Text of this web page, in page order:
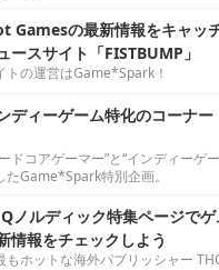
Gamesの最新情報をキャッ
ースサイト「FISTBUMP」
トの運営はGame*Spark！
ディーゲーム特化のコーナ
ドコアゲーマー”と“インディーゲ
たGame*Spark特別企画。
ノルディック特集ページで
情報をチェックしよう
もホットな海外パブリッシャー